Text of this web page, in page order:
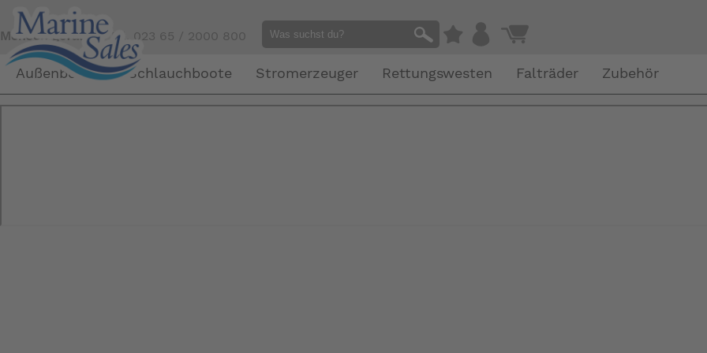
Mensch gefällig?Tel. 023 65 / 2000 800
Außenborder Schlauchboote Stromerzeuger Rettungswesten Falträder Zubehör